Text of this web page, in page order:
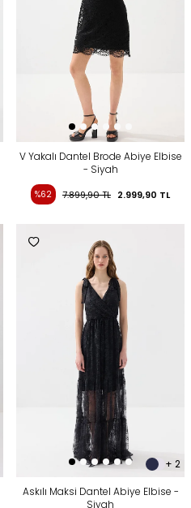
V Yakalı Dantel Brode Abiye Elbise
- Siyah
%62 7.899,90TL 2.999,90 TL
+ 2
Askılı Maksi Dantel Abiye Elbise -
Siyah